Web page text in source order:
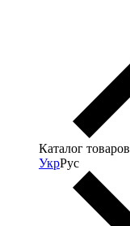
Каталог товаров
УкрРус